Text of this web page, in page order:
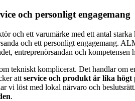
och personligt engagemang
och ett varumärke med ett antal
och ett personligt engagemang.
entreprenörsandan och kompetensen
tekniskt komplicerat. Det handlar om
att service och produkt är lika
vi löst med lokal närvaro och
.